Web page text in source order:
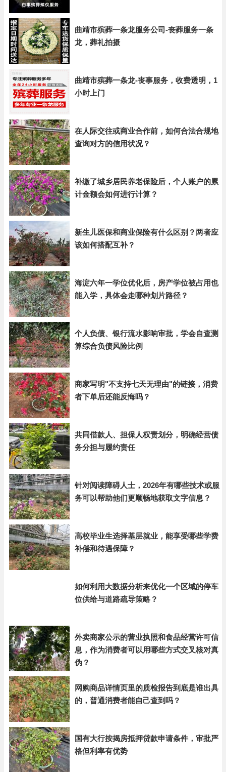
曲靖市殡葬一条龙服务公司-丧葬服务一条
龙，葬礼拍摄
曲靖市殡葬一条龙-丧事服务，收费透明，1
小时上门
在人际交往或商业合作前，如何合法合规地
查询对方的信用状况？
补缴了城乡居民养老保险后，个人账户的累
计金额会如何进行计算？
新生儿医保和商业保险有什么区别？两者应
该如何搭配互补？
海淀六年一学位优化后，房产学位被占用也
能入学，具体会走哪种划片路径？
个人负债、银行流水影响审批，学会自查测
算综合负债风险比例
商家写明"不支持七天无理由"的链接，消费
者下单后还能反悔吗？
共同借款人、担保人权责划分，明确经营债
务分担与履约责任
针对阅读障碍人士，2026年有哪些技术或服
务可以帮助他们更顺畅地获取文字信息？
高校毕业生选择基层就业，能享受哪些学费
补偿和待遇保障？
如何利用大数据分析来优化一个区域的停车
位供给与道路疏导策略？
外卖商家公示的营业执照和食品经营许可信
息，作为消费者可以用哪些方式交叉核对真
伪？
网购商品详情页里的质检报告到底是谁出具
的，普通消费者能自己查到吗？
国有大行按揭房抵押贷款申请条件，审批严
格但利率有优势